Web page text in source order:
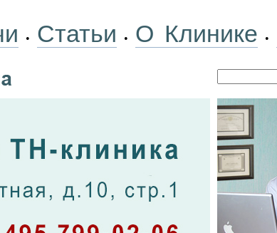
• Статьи • О Клинике •